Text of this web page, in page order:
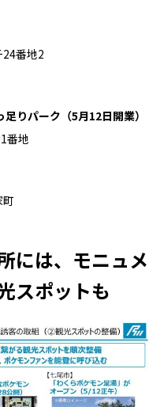
番地2
りパーク（5月12日開業）
番地
には、モニュメ
スポットも